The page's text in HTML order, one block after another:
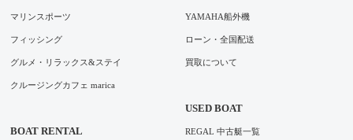
マリンスポーツ
フィッシング
グルメ・リラックス&ステイ
クルージングカフェ marica
BOAT RENTAL
YAMAHA船外機
ローン・全国配送
買取について
USED BOAT
REGAL 中古艇一覧